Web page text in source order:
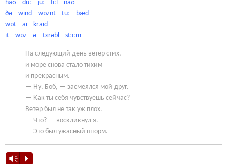
haʊ duː juː fiːl naʊ
ðə wɪnd wɒznt tuː bæd
wɒt aɪ kraɪd
ɪt wɒz ə tɛrəbl stɔːm
На следующий день ветер стих,
и море снова стало тихим
и прекрасным.
— Ну, Боб, — засмеялся мой друг.
— Как ты себя чувствуешь сейчас?
Ветер был не так уж плох.
— Что? — воскликнул я.
— Это был ужасный шторм.
Vm P